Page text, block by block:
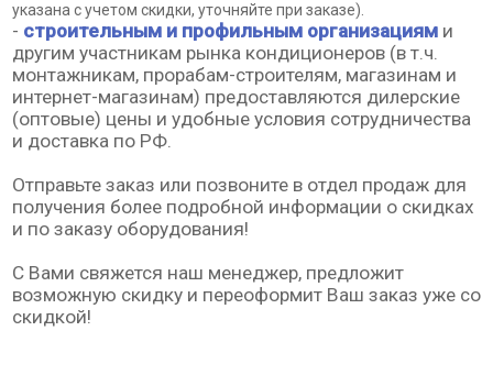
указана с учетом скидки, уточняйте при заказе).
- строительным и профильным организациям и
другим участникам рынка кондиционеров (в т.ч.
монтажникам, прорабам-строителям, магазинам и
интернет-магазинам) предоставляются дилерские
(оптовые) цены и удобные условия сотрудничества
и доставка по РФ.
Отправьте заказ или позвоните в отдел продаж для
получения более подробной информации о скидках
и по заказу оборудования!
С Вами свяжется наш менеджер, предложит
возможную скидку и переоформит Ваш заказ уже со
скидкой!